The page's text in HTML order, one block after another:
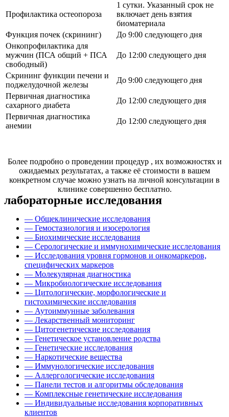
Профилактика остеопороза
1 сутки. Указанный срок не
включает день взятия
биоматериала
Функция почек (скрининг)
До 9:00 следующего дня
Онкопрофилактика для
мужчин (ПСА общий + ПСА
свободный)
До 12:00 следующего дня
Скрининг функции печени и
поджелудочной железы
До 9:00 следующего дня
Первичная диагностика
сахарного диабета
До 12:00 следующего дня
Первичная диагностика
анемии
До 12:00 следующего дня
Более подробно о проведении процедур , их возможностях и
ожидаемых результатах, а также её стоимости в вашем
конкретном случае можно узнать на личной консультации в
клинике совершенно бесплатно.
лабораторные исследования
— Общеклинические исследования
— Гемостазиология и изосерология
— Биохимические исследования
— Серологические и иммунохимические исследования
— Исследования уровня гормонов и онкомаркеров,
специфических маркеров
— Молекулярная диагностика
— Микробиологические исследования
— Цитологические, морфологические и
гистохимические исследования
— Аутоиммунные заболевания
— Лекарственный мониторинг
— Цитогенетические исследования
— Генетическое установление родства
— Генетические исследования
— Наркотические вещества
— Иммунологические исследования
— Аллергологические исследования
— Панели тестов и алгоритмы обследования
— Комплексные генетические исследования
— Индивидуальные исследования корпоративных
клиентов